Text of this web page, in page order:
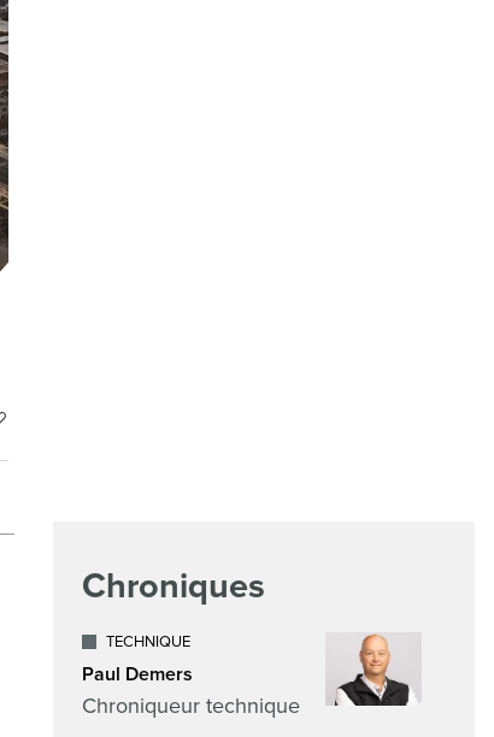
Chroniques
TECHNIQUE
Paul Demers
Chroniqueur technique